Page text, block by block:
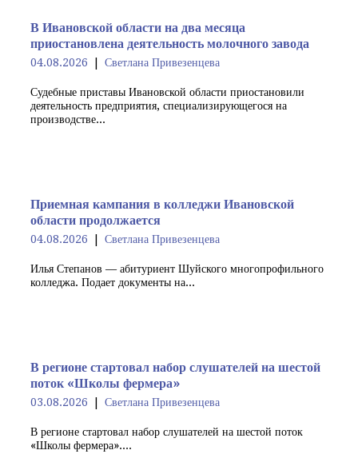
В Ивановской области на два месяца
приостановлена деятельность молочного завода
04.08.2026 Светлана Привезенцева
Судебные приставы Ивановской области приостановили
деятельность предприятия, специализирующегося на
производстве...
Приемная кампания в колледжи Ивановской
области продолжается
04.08.2026 Светлана Привезенцева
Илья Степанов — абитуриент Шуйского многопрофильного
колледжа. Подает документы на...
В регионе стартовал набор слушателей на шестой
поток «Школы фермера»
03.08.2026 Светлана Привезенцева
В регионе стартовал набор слушателей на шестой поток
«Школы фермера»....